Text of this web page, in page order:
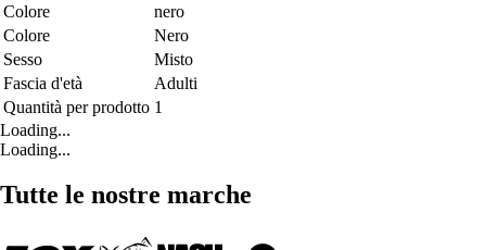
Colore
nero
Colore
Nero
Sesso
Misto
Fascia d'età
Adulti
Quantità per prodotto 1
Loading...
Loading...
Tutte le nostre marche